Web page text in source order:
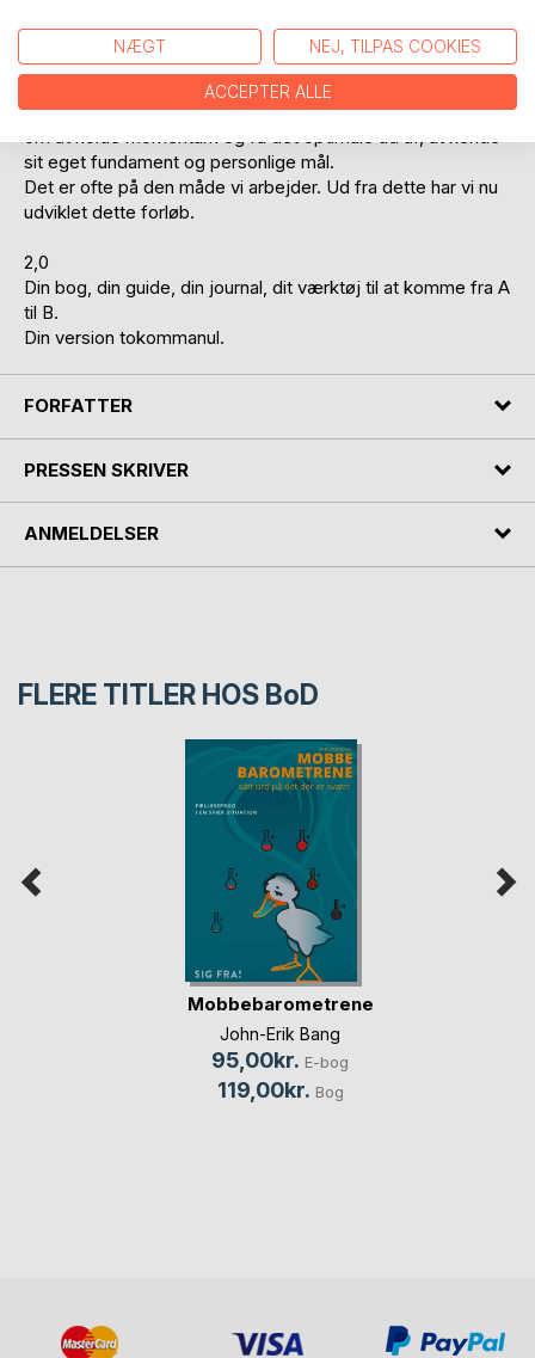
Sætte gang i processerne i forhold til det personlige
fundament.
Sætte mål op, i forhold til det der er vigtigt for den enkelte.
Når der er sat gang i de forskellige processer, gælder det
om at holde momentum og få det optimale ud af, at kende
sit eget fundament og personlige mål.
Det er ofte på den måde vi arbejder. Ud fra dette har vi nu
udviklet dette forløb.
2,0
Din bog, din guide, din journal, dit værktøj til at komme fra A
til B.
Din version tokommanul.
FORFATTER
PRESSEN SKRIVER
ANMELDELSER
FLERE TITLER HOS BoD
Mobbebarometrene
John-Erik Bang
95,00kr. E-bog
119,00kr. Bog
NÆGT NEJ, TILPAS COOKIES
ACCEPTER ALLE